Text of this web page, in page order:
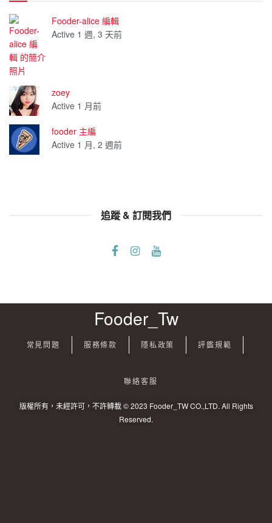
Fooder-alice 編輯
Active 1 週, 3 天前
zoey
Active 1 月前
fooder 主編
Active 1 月, 2 週前
追蹤 & 訂閱我們
Fooder_Tw
常見問題 服務條款 隱私政策 評鑑規範
聯絡客服
版權所有，未經許可，不許轉載 © 2023 Fooder_TW CO.,LTD. All Rights
Reserved.